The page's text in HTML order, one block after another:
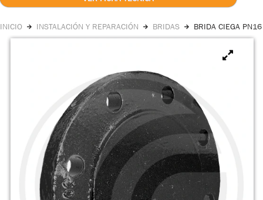
INICIO INSTALACIÓN Y REPARACIÓN BRIDAS BRIDA CIEGA PN16